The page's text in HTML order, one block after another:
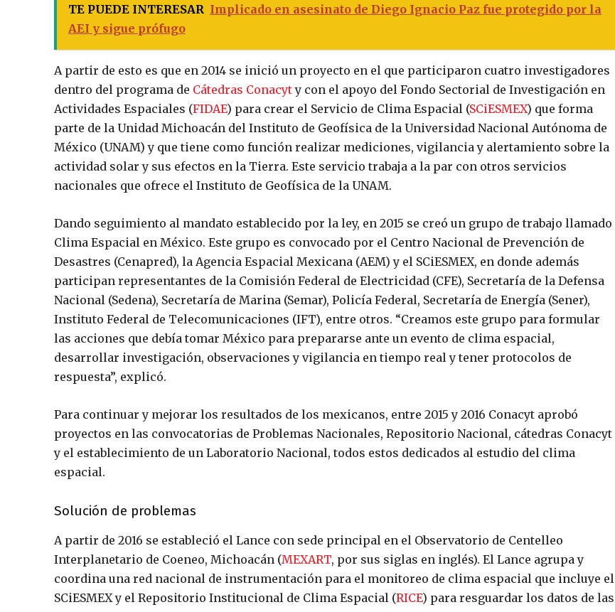
TE PUEDE INTERESAR Implicado en asesinato de Diego Ignacio Paz fue protegido por la
AEI y sigue prófugo
A partir de esto es que en 2014 se inició un proyecto en el que participaron cuatro investigadores
dentro del programa de Cátedras Conacyty con el apoyo del Fondo Sectorial de Investigación en
Actividades Espaciales (FIDAE) para crear el Servicio de Clima Espacial (SCiESMEX) que forma
parte de la Unidad Michoacán del Instituto de Geofísica de la Universidad Nacional Autónoma de
México (UNAM) y que tiene como función realizar mediciones, vigilancia y alertamiento sobre la
actividad solar y sus efectos en la Tierra. Este servicio trabaja a la par con otros servicios
nacionales que ofrece el Instituto de Geofísica de la UNAM.
Dando seguimiento al mandato establecido por la ley, en 2015 se creó un grupo de trabajo llamado
Clima Espacial en México. Este grupo es convocado por el Centro Nacional de Prevención de
Desastres (Cenapred), la Agencia Espacial Mexicana (AEM) y el SCiESMEX, en donde además
participan representantes de la Comisión Federal de Electricidad (CFE), Secretaría de la Defensa
Nacional (Sedena), Secretaría de Marina (Semar), Policía Federal, Secretaría de Energía (Sener),
Instituto Federal de Telecomunicaciones (IFT), entre otros. “Creamos este grupo para formular
las acciones que debía tomar México para prepararse ante un evento de clima espacial,
desarrollar investigación, observaciones y vigilancia en tiempo real y tener protocolos de
respuesta”, explicó.
Para continuar y mejorar los resultados de los mexicanos, entre 2015 y 2016 Conacyt aprobó
proyectos en las convocatorias de Problemas Nacionales, Repositorio Nacional, cátedras Conacyt
y el establecimiento de un Laboratorio Nacional, todos estos dedicados al estudio del clima
espacial.
Solución de problemas
A partir de 2016 se estableció el Lance con sede principal en el Observatorio de Centelleo
Interplanetario de Coeneo, Michoacán (MEXART, por sus siglas en inglés). El Lance agrupa y
coordina una red nacional de instrumentación para el monitoreo de clima espacial que incluye el
SCiESMEX y el Repositorio Institucional de Clima Espacial (RICE) para resguardar los datos de las